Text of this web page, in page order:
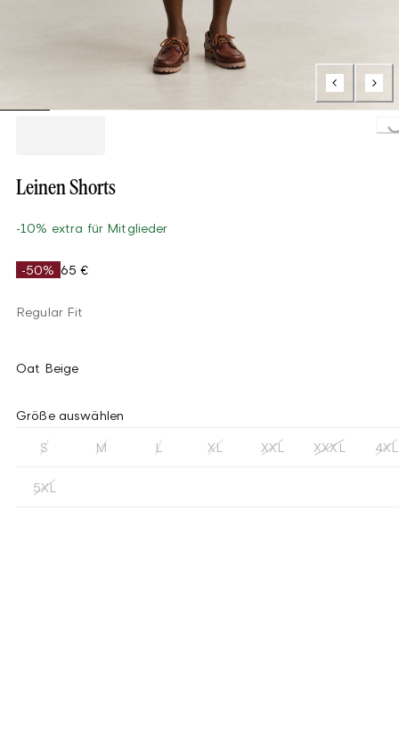
Loading...
Leinen Shorts
-10% extra für Mitglieder
-50% 65 €
Regular Fit
Oat Beige
Größe auswählen
S M L XL XXL XXXL 4XL
5XL